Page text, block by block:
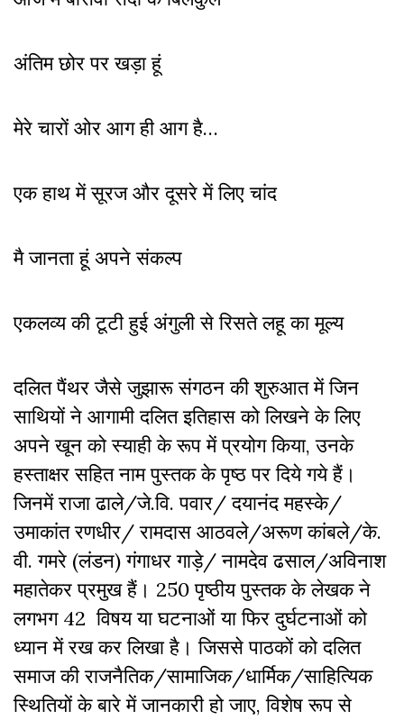
अंतिम छोर पर खड़ा हूं
मेरे चारों ओर आग ही आग है…
एक हाथ में सूरज और दूसरे में लिए चांद
मै जानता हूं अपने संकल्प
एकलव्य की टूटी हुई अंगुली से रिसते लहू का मूल्य
दलित पैंथर जैसे जुझारू संगठन की शुरुआत में जिन
साथियों ने आगामी दलित इतिहास को लिखने के लिए
अपने खून को स्याही के रूप में प्रयोग किया, उनके
हस्ताक्षर सहित नाम पुस्तक के पृष्ठ पर दिये गये हैं।
जिनमें राजा ढाले/जे.वि. पवार/ दयानंद महस्के/
उमाकांत रणधीर/ रामदास आठवले/अरूण कांबले/के.
वी. गमरे (लंडन) गंगाधर गाड़े/ नामदेव ढसाल/अविनाश
महातेकर प्रमुख हैं। 250 पृष्ठीय पुस्तक के लेखक ने
लगभग 42 विषय या घटनाओं या फिर दुर्घटनाओं को
ध्यान में रख कर लिखा है। जिससे पाठकों को दलित
समाज की राजनैतिक/सामाजिक/धार्मिक/साहित्यिक
स्थितियों के बारे में जानकारी हो जाए, विशेष रूप से